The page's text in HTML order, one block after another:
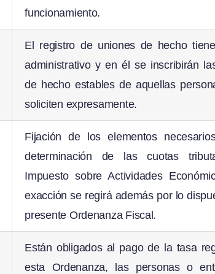
funcionamiento.
El registro de uniones de hecho
administrativo y en él se inscribirán
de hecho estables de aquellas
soliciten expresamente.
Fijación de los elementos
determinación de las cuotas
Impuesto sobre Actividades
exacción se regirá además por lo
presente Ordenanza Fiscal.
Están obligados al pago de la tasa
esta Ordenanza, las personas o